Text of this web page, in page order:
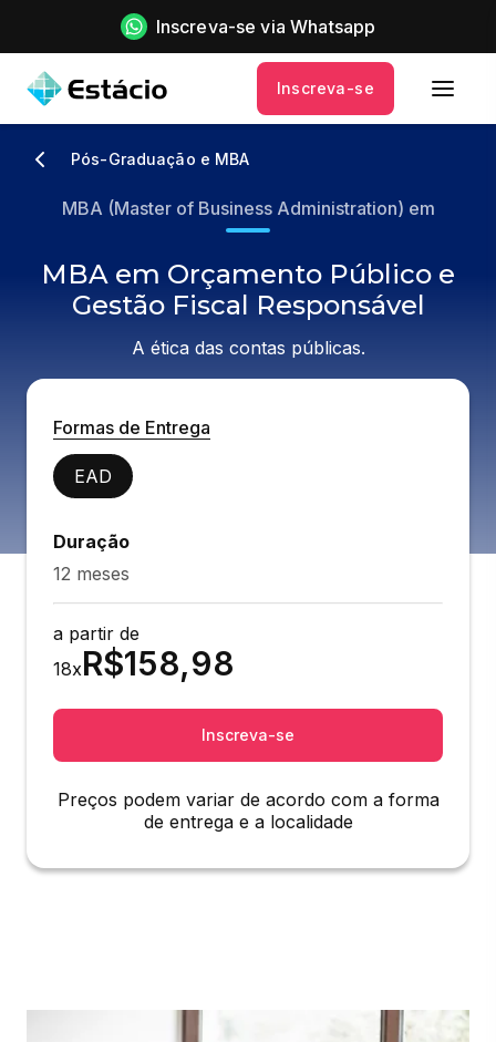
Inscreva-se via Whatsapp
Inscreva-se
Pós-Graduação e MBA
MBA (Master of Business Administration) em
MBA em Orçamento Público e
Gestão Fiscal Responsável
A ética das contas públicas.
Formas de Entrega
EAD
Duração
12 meses
a partir de
18xR$158,98
Inscreva-se
Preços podem variar de acordo com a forma
de entrega e a localidade